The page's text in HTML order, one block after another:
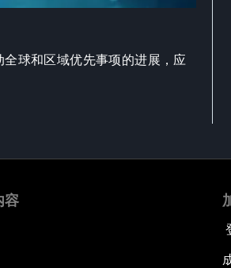
球和区域优先事项的进展，应
容